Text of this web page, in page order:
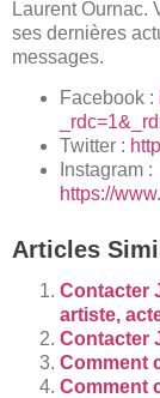
Laurent Ournac.
ses dernières
messages.
Facebook :
Twitter :
Instagram :
https://
Articles
Contacter
artiste,
Contacter
Comment
Comment